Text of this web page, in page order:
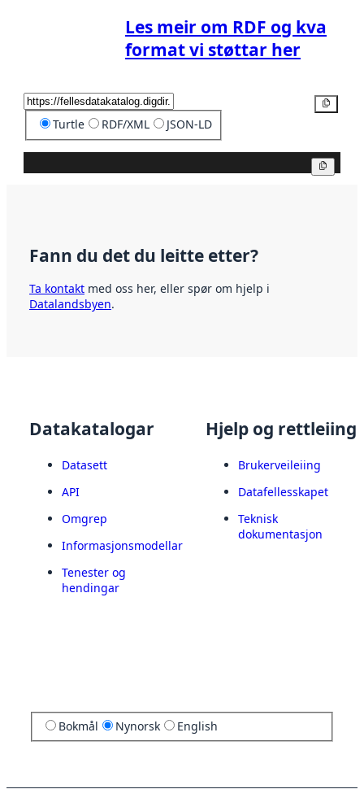
Les meir om RDF og kva
format vi støttar her
Turtle RDF/XML JSON-LD
Fann du det du leitte etter?
Ta kontakt med oss her, eller spør om hjelp i
Datalandsbyen.
Datakatalogar
Datasett
API
Omgrep
Informasjonsmodellar
Tenester og
hendingar
Hjelp og rettleiing
Brukerveileiing
Datafellesskapet
Teknisk
dokumentasjon
Bokmål Nynorsk English